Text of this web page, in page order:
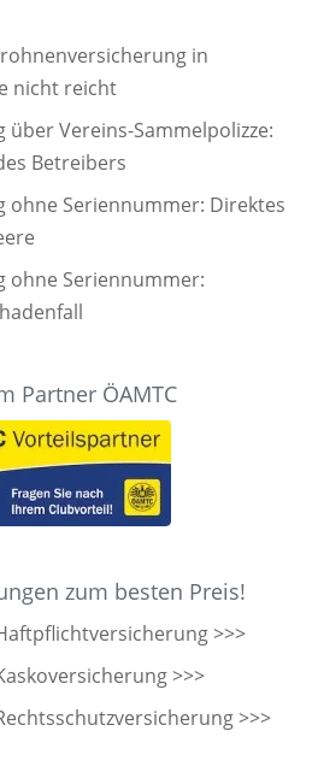
in
nicht reicht
Vereins-Sammelpolizze:
Betreibers
ohne Seriennummer: Direktes
ohne Seriennummer:
Partner ÖAMTC
zum besten Preis!
>>>
>>>
>>>